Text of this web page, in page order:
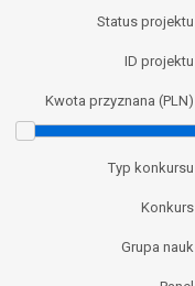
Status projektu
ID projektu
Kwota przyznana (PLN)
Typ konkursu
Konkurs
Grupa nauk